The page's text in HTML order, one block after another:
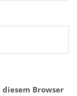
diesem Browser